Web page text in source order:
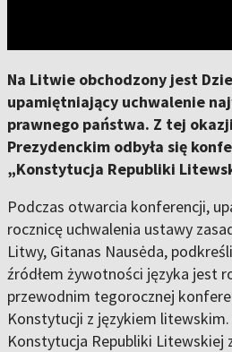
Na Litwie obchodzony jest
upamiętniający uchwalenie
prawnego państwa. Z tej okazji
Prezydenckim odbyła się
„Konstytucja Republiki
Podczas otwarcia konferencji,
rocznicę uchwalenia ustawy
Litwy, Gitanas Nausėda,
źródłem żywotności języka jest
przewodnim tegorocznej
Konstytucji z językiem litewskim.
Konstytucja Republiki Litewskiej